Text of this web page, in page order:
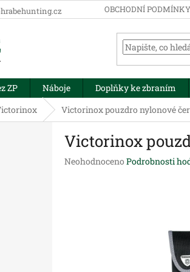
OBCHODNÍ PODMÍNKY
ZP Náboje Doplňky ke zbraním
Victorinox pouzdro nylonové
Victorinox
Průměrné
Neohodnoceno Podrobnosti